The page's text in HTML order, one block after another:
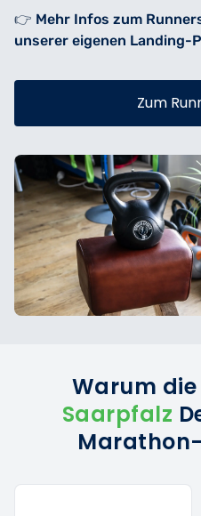
👉 Mehr Infos zum
unserer eigenen Landing-
Zum
Warum die
Saarpfalz